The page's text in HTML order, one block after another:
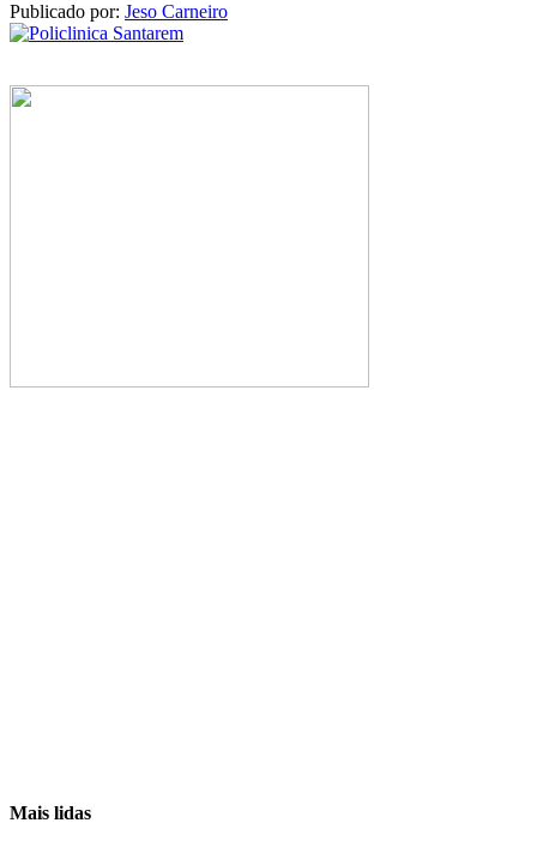
Publicado por: Jeso Carneiro
Mais lidas